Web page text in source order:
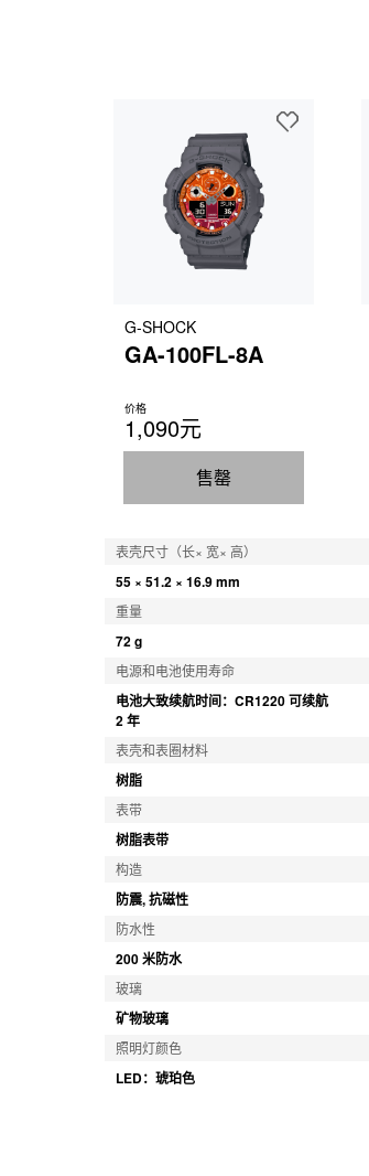
G-SHOCK
GA-100FL-8A
价格
1,090元
售罄
表壳尺寸（长× 宽× 高）
55 × 51.2 × 16.9 mm
重量
72 g
电源和电池使用寿命
电池大致续航时间：CR1220 可续航
2 年
表壳和表圈材料
树脂
表带
树脂表带
构造
防震, 抗磁性
防水性
200 米防水
玻璃
矿物玻璃
照明灯颜色
LED：琥珀色